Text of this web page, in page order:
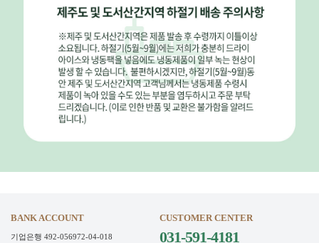
BANK ACCOUNT
기업은행 492-056972-04-018
CUSTOMER CENTER
031-591-4181